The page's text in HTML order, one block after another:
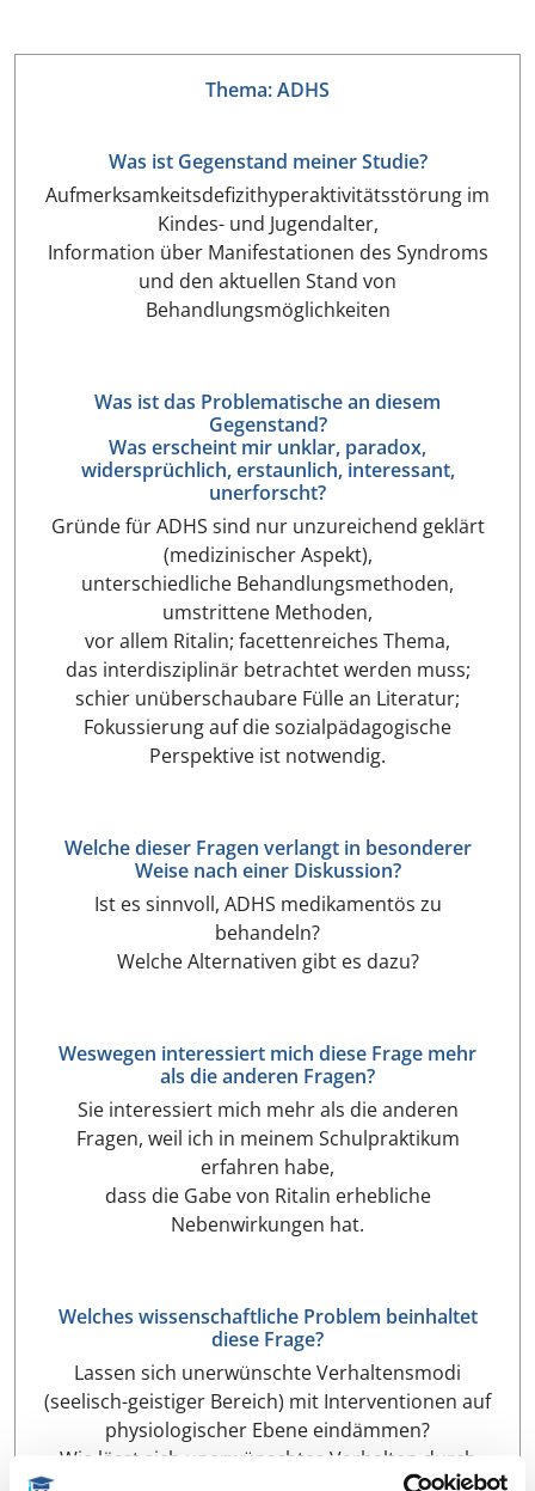
Thema: ADHS
Was ist Gegenstand meiner Studie?
Aufmerksamkeitsdefizithyperaktivitätsstörung im
Kindes- und Jugendalter,
Information über Manifestationen des Syndroms
und den aktuellen Stand von
Behandlungsmöglichkeiten
Was ist das Problematische an diesem
Gegenstand?
Was erscheint mir unklar, paradox,
widersprüchlich, erstaunlich, interessant,
unerforscht?
Gründe für ADHS sind nur unzureichend geklärt
(medizinischer Aspekt),
unterschiedliche Behandlungsmethoden,
umstrittene Methoden,
vor allem Ritalin; facettenreiches Thema,
das interdisziplinär betrachtet werden muss;
schier unüberschaubare Fülle an Literatur;
Fokussierung auf die sozialpädagogische
Perspektive ist notwendig.
Welche dieser Fragen verlangt in besonderer
Weise nach einer Diskussion?
Ist es sinnvoll, ADHS medikamentös zu
behandeln?
Welche Alternativen gibt es dazu?
Weswegen interessiert mich diese Frage mehr
als die anderen Fragen?
Sie interessiert mich mehr als die anderen
Fragen, weil ich in meinem Schulpraktikum
erfahren habe,
dass die Gabe von Ritalin erhebliche
Nebenwirkungen hat.
Welches wissenschaftliche Problem beinhaltet
diese Frage?
Lassen sich unerwünschte Verhaltensmodi
(seelisch-geistiger Bereich) mit Interventionen auf
physiologischer Ebene eindämmen?
Wie lässt sich unerwünschtes Verhalten durch